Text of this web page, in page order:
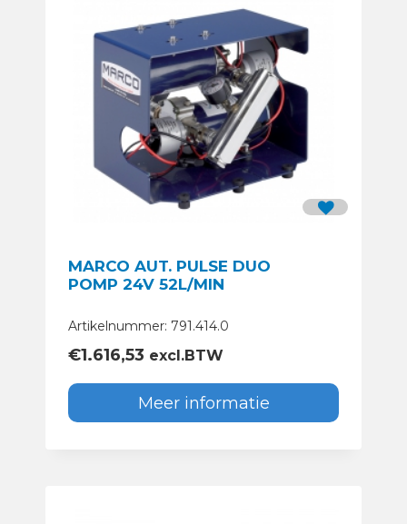
MARCO AUT. PULSE DUO
POMP 24V 52L/MIN
Artikelnummer: 791.414.0
€1.616,53 excl.BTW
Meer informatie